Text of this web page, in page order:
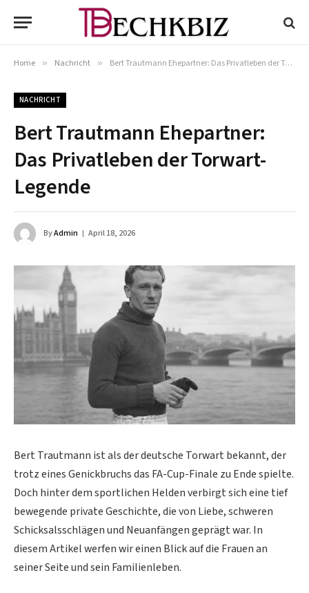
Home » Nachricht » Bert Trautmann Ehepartner: Das Privatleben der Torwart-Legende
NACHRICHT
Bert Trautmann Ehepartner:
Das Privatleben der Torwart-
Legende
ByAdmin April 18, 2026
Bert Trautmann ist als der deutsche Torwart bekannt, der
trotz eines Genickbruchs das FA-Cup-Finale zu Ende spielte.
Doch hinter dem sportlichen Helden verbirgt sich eine tief
bewegende private Geschichte, die von Liebe, schweren
Schicksalsschlägen und Neuanfängen geprägt war. In
diesem Artikel werfen wir einen Blick auf die Frauen an
seiner Seite und sein Familienleben.